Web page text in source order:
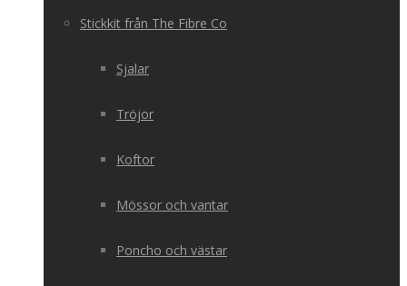
Stickkit från The Fibre Co
Sjalar
Tröjor
Koftor
Mössor och vantar
Poncho och västar